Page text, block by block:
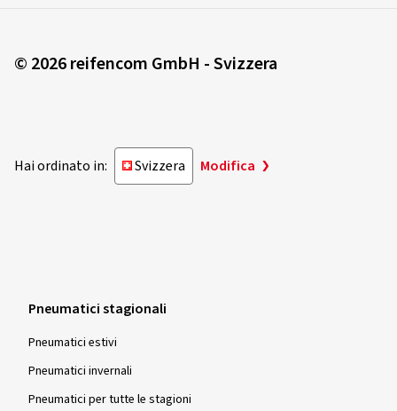
© 2026 reifencom GmbH - Svizzera
Hai ordinato in: Svizzera Modifica
Pneumatici stagionali
Pneumatici estivi
Pneumatici invernali
Pneumatici per tutte le stagioni